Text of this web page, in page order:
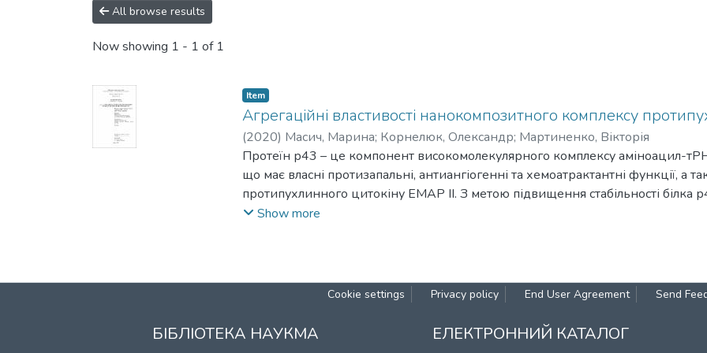
All browse results
Now showing 1 - 1 of 1
Item
Агрегаційні властивості нанокомпозитного комплексу
(2020) Масич, Марина; Корнелюк, Олександр; Мартиненко, Вікторія
Протеїн р43 – це компонент високомолекулярного комплексу аміноацил-
що має власні протизапальні, антиангіогенні та хемоатрактантні функції, а
протипухлинного цитокіну EMAP II. З метою підвищення стабільності білка
фармакологічних досліджень, було отримано рекомбінантний білок та на
біоінформатичного аналізу проведено передбачення вторинної структури
визначено, що неструктуровані ділянки є місцем зв’язування зі
робота пропонує підтверджену стратегію для стабілізації білка р43 та
Show more
Cookie settings Privacy policy End User Agreement Send
БІБЛІОТЕКА НАУКМА ЕЛЕКТРОННИЙ КАТАЛОГ